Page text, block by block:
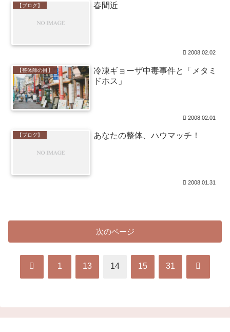
【ブログ】 春間近
2008.02.02
【整体師の目】
冷凍ギョーザ中毒事件と「メタミ
ドホス」
2008.02.01
【ブログ】 あなたの整体、ハウマッチ！
2008.01.31
次のページ
前 1 13 14 15 31 次